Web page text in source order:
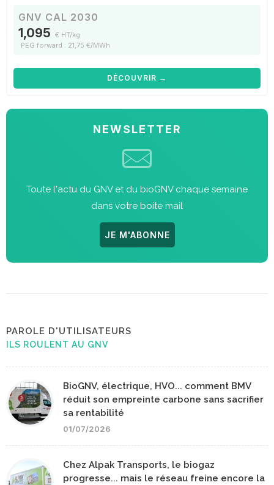
GNV CAL 2030
1,095 € HT/kg
PEG forward : 21,75 €/MWh
DÉCOUVRIR →
NEWSLETTER
Toute l'actu du GNV et du bioGNV chaque semaine
dans votre boite mail
JE M'ABONNE
PAROLE D'UTILISATEURS
ILS ROULENT AU GNV
BioGNV, électrique, HVO... comment BMV
réduit son empreinte carbone sans sacrifier
sa rentabilité
01/07/2026
Chez Alpak Transports, le biogaz
progresse... mais le réseau freine encore la